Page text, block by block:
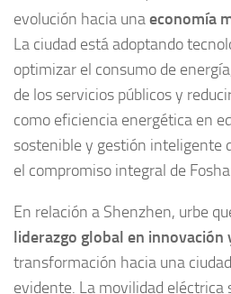
evolución hacia unaeconomía
La ciudad está adoptando
optimizar el consumo de
de los servicios públicos y
como eficiencia energética en
sostenible y gestión inteligente
el compromiso integral de
En relación a Shenzhen, urbe
liderazgo global en innovación
transformación hacia una
evidente. La movilidad eléctrica